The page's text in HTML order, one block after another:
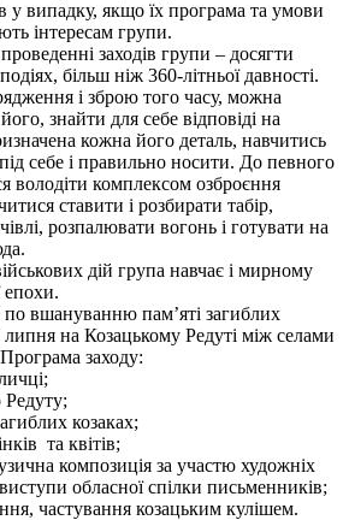
у випадку, якщо їх програма та умови
інтересам групи.
заходів групи – досягти
більш ніж 360-літньої давності.
і зброю того часу, можна
знайти для себе відповіді на
кожна його деталь, навчитись
себе і правильно носити. До певного
володіти комплексом озброєння
ставити і розбирати табір,
розпалювати вогонь і готувати на
дій група навчає і мирному
епохи.
вшануванню пам’яті загиблих
липня на Козацькому Редуті між селами
заходу:
Редуту;
козаках;
та квітів;
композиція за участю художніх
обласної спілки письменників;
частування козацьким кулішем.